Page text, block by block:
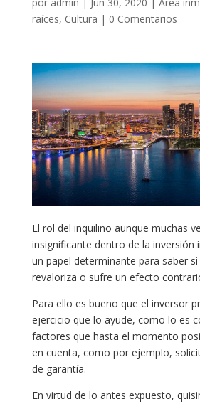
raíces, Cultura | 0 Comentarios
El rol del inquilino aunque muchas
insignificante dentro de la inversión
un papel determinante para saber
revaloriza o sufre un efecto
Para ello es bueno que el inversor
ejercicio que lo ayude, como lo es
factores que hasta el momento
en cuenta, como por ejemplo,
de garantía.
En virtud de lo antes expuesto,